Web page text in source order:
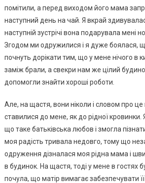
помітили, а перед виходом його мама
наступний день на чай. Я вкрай
наступній зустрічі вона подарувала мені
Згодом ми одружилися і я дуже боялася,
почнуть дорікати тим, що у мене нічого в
заміж брали, а свекри нам же цілий
допомогли знайти хороші роботи.
Але, на щастя, вони ніколи і словом про це
ставилися до мене, як до рідної кровинки.
що таке батьківська любов і змогла
моя радість тривала недовго, тому що
одруження дізналася моя рідна мама і
в будинок. На щастя, тоді у мене в гостях
почула, що матір вимагає забезпечувати її